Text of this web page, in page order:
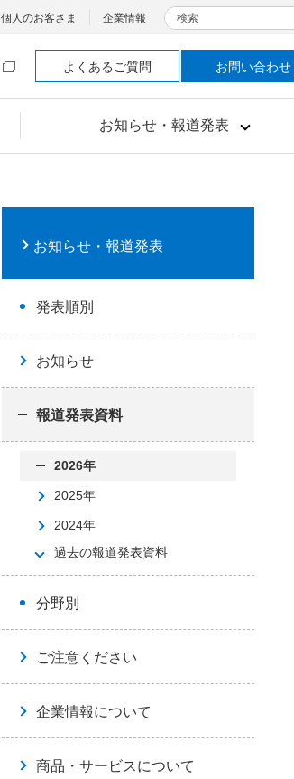
お知らせ・報道発表
個人のお客さま 企業情報 検索
よくあるご質問 お問い合わせ
お知らせ・報道発表
発表順別
お知らせ
報道発表資料
2026年
2025年
2024年
過去の報道発表資料
分野別
ご注意ください
企業情報について
商品・サービスについて